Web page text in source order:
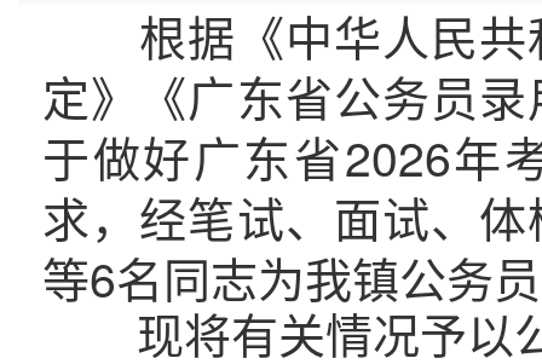
根据《中华人民
定》《广东省公务员
于做好广东省2026年
求，经笔试、面试、
等6名同志为我镇公务
现将有关情况予以公